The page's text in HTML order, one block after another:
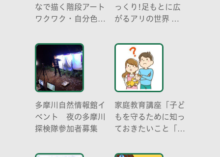
なで描く階段アート
ワクワク・自分色の
っくり!足もとに広
がるアリの世界 ア
成り立ち、生態系に
おける役割」
多摩川自然情報館イ
ベント 夜の多摩川
探検隊参加者募集
家庭教育講座「子ど
もを守るために知っ
ておきたいこと「プ
どう伝える? (幼児